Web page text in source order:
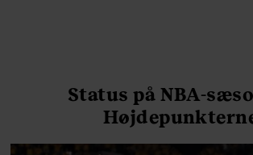
Status på NBA-